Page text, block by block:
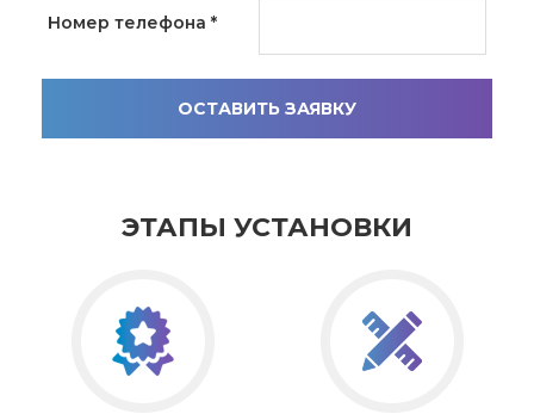
Номер телефона *
ОСТАВИТЬ ЗАЯВКУ
ЭТАПЫ УСТАНОВКИ